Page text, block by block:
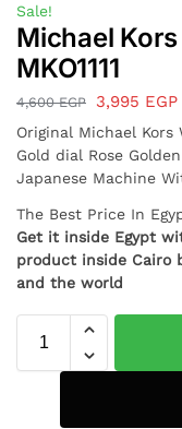
Sale!
Michael
MKO1111
4,600EGP 3,995 EGP
Original Michael Kors
Gold dial Rose
Japanese Machine
The Best Price In
Get it inside Egypt
product inside Cairo
and the world